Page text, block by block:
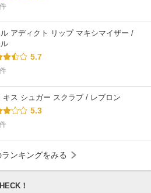
乾燥肌 / 40代 / ブルベ
乾燥肌 / 30代 / ブルベ
乾燥肌 / 30代 / ブルベ
アディクト リップ マキシマイザー /
5.7
キス シュガー スクラブ / レブロン
5.3
ンキングをみる
！